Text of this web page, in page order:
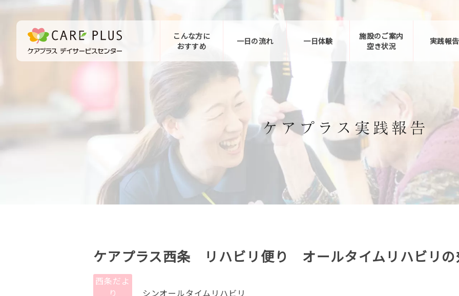
こんな方に
おすすめ
一日の流れ 一日体験
施設のご案内
空き状況
実践報告
お問い合わせ
ケアプラス西条 リハビリ便り オールタイムリハビリの
西条だよ
り
シンオールタイムリハビリ